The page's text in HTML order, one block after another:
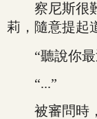
察尼斯很難
莉，隨意提起
“聽說你最
“...”
被審問時，